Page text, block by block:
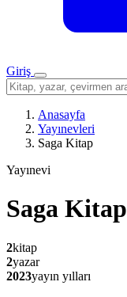
Giriş
Menü
Sitede
ara
Anasayfa
Yayınevleri
Saga Kitap
Yayınevi
Saga Kitap
2kitap
2yazar
2023yayın yılları